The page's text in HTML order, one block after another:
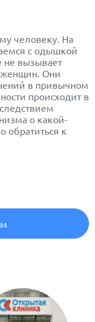
человеку. На
с одышкой
не вызывает
женщин. Они
в привычном
происходит в
о какой-
обратиться к